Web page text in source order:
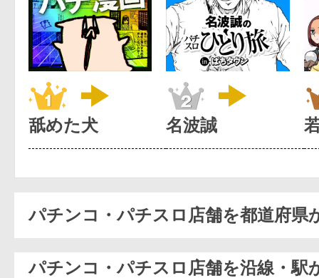
舐めた犬 名波誠
パチンコ・パチスロ店舗を都道府県
パチンコ・パチスロ店舗を沿線・駅